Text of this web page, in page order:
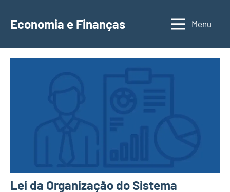
para
conteúdo
Economia e Finanças
Depósitos
Menu
Lei da Organização do Sistema